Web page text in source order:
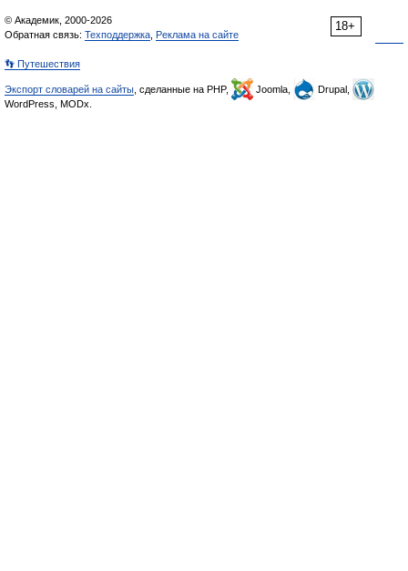
18+
© Академик, 2000-2026
Обратная связь: Техподдержка Реклама на сайте
👣 Путешествия
Экспорт словарей на сайты , сделанные на PHP, Joomla,
Drupal,
WordPress, MODx.